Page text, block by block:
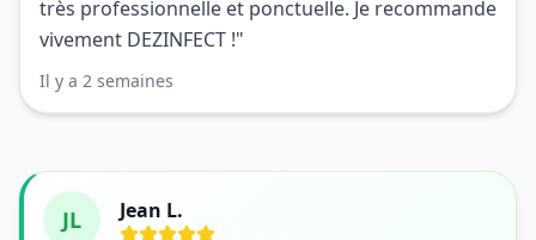
très professionnelle et ponctuelle. Je recommande
vivement DEZINFECT !"
Il y a 2 semaines
JL Jean L.